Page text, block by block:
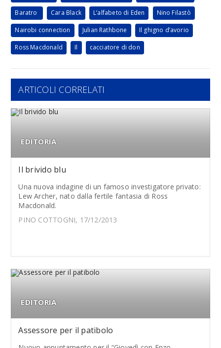
Baratro Cara Black L’alfabeto di Eden Nino Filastò
Nairobi connection Julian Rathbone Il ghigno d’avorio
Ross Macdonald Il cacciatore di don
ARTICOLI CORRELATI
EDITORIA
Il brivido blu
Una nuova indagine di un famoso investigatore privato:
Lew Archer, nato dalla fertile fantasia di Ross
Macdonald.
PINO COTTOGNI, 17/12/2013
EDITORIA
Assessore per il patibolo